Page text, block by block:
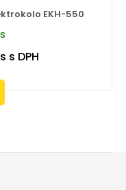
EKH-550
s DPH